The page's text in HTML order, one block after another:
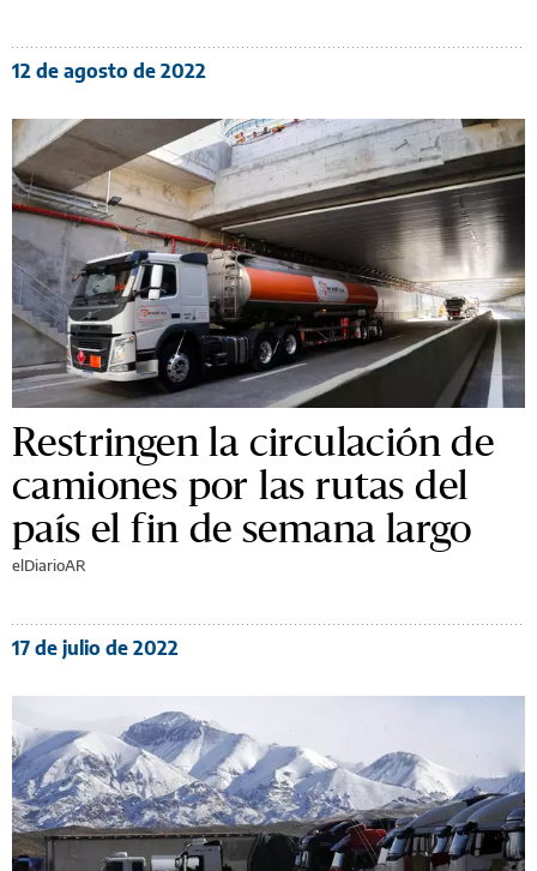
12 de agosto de 2022
Restringen la circulación de
camiones por las rutas del
país el fin de semana largo
elDiarioAR
17 de julio de 2022